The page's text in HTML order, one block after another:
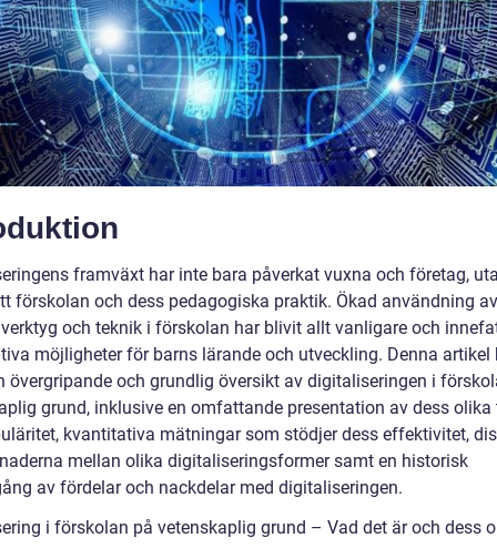
framväxt har inte bara påverkat vuxna och företag,
förskolan och dess pedagogiska praktik. Ökad användning av
och teknik i förskolan har blivit allt vanligare och
möjligheter för barns lärande och utveckling. Denna artikel
övergripande och grundlig översikt av digitaliseringen i
grund, inklusive en omfattande presentation av dess olika
kvantitativa mätningar som stödjer dess effektivitet,
mellan olika digitaliseringsformer samt en historisk
av fördelar och nackdelar med digitaliseringen.
i förskolan på vetenskaplig grund – Vad det är och dess